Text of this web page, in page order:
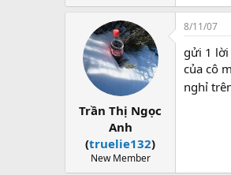
Trần Thị Ngọc
Anh
(truelie132)
New Member
8/11/07
gửi 1 lời
của cô
nghỉ